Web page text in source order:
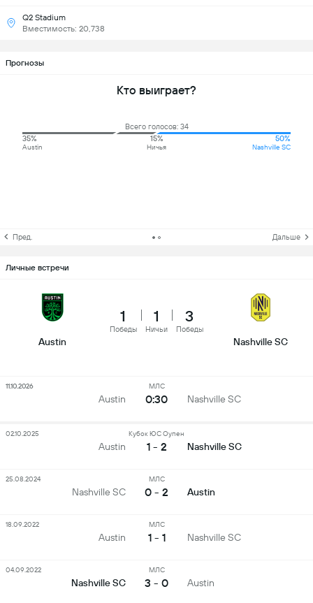
Q2 Stadium
Вместимость: 20,738
Прогнозы
Кто выиграет?
Всего голосов: 34
35%
Austin
15%
Ничья
50%
Nashville SC
Пред. Дальше
Личные встречи
Austin
1
Победы
1
Ничьи
3
Победы
Nashville SC
Austin
МЛС
0:30 Nashville SC
11.10.2026
Austin
Кубок ЮС Оупен
1 - 2 Nashville SC
02.10.2025
Nashville SC
МЛС
0 - 2 Austin
25.08.2024
Austin
МЛС
1 - 1 Nashville SC
18.09.2022
Nashville SC
МЛС
3 - 0 Austin
04.09.2022